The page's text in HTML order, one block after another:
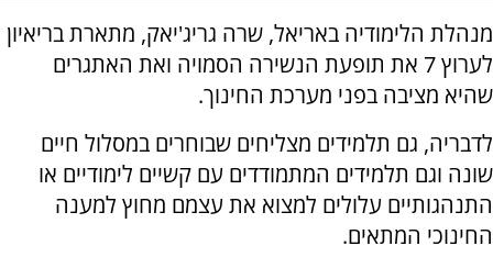
מנהלת הלימודיה באריאל, שרה גריג'יאק, מתארת בריאיון
לערוץ 7 את תופעת הנשירה הסמויה ואת האתגרים
שהיא מציבה בפני מערכת החינוך.
לדבריה, גם תלמידים מצליחים שבוחרים במסלול חיים
שונה וגם תלמידים המתמודדים עם קשיים לימודיים או
התנהגותיים עלולים למצוא את עצמם מחוץ למענה
החינוכי המתאים.